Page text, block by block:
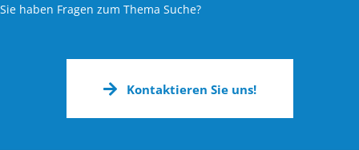
Sie haben Fragen zum Thema Suche?
Kontaktieren Sie uns!